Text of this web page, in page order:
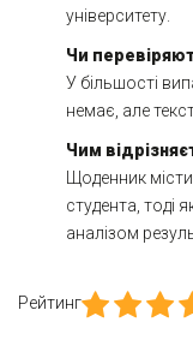
університету.
Чи
У більшості
немає, але
Чим
Щоденник
студента, тоді
аналізом
Рейтинг